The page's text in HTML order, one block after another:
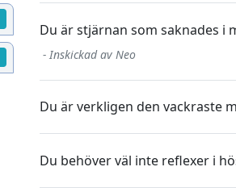
Du är stjärnan som saknades i
- Inskickad av Neo
Du är verkligen den vackraste
Du behöver väl inte reflexer i